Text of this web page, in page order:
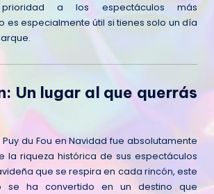
a los espectáculos más
es especialmente útil si tienes solo un día
Un lugar al que querrás
du Fou en Navidad fue absolutamente
la riqueza histórica de sus espectáculos
que se respira en cada rincón, este
se ha convertido en un destino que